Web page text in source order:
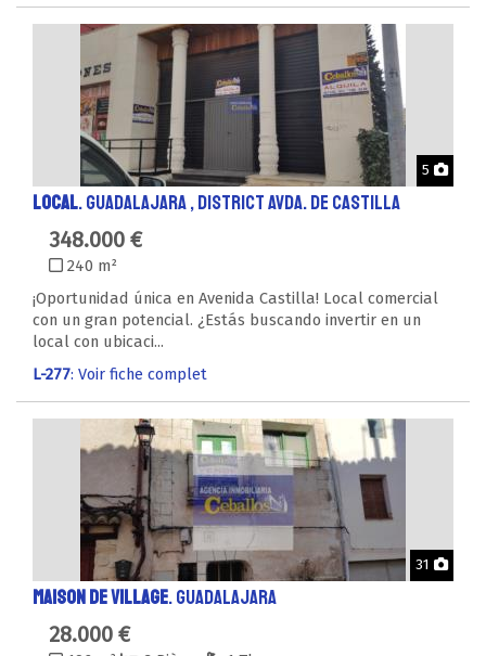
5
LOCAL. GUADALAJARA , District AVDA. DE CASTILLA
348.000 €
240 m²
¡Oportunidad única en Avenida Castilla! Local comercial
con un gran potencial. ¿Estás buscando invertir en un
local con ubicaci...
L-277: Voir fiche complet
31
MAISON DE VILLAGE. GUADALAJARA
28.000 €